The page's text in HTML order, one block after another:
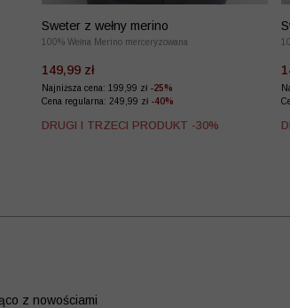
Sweter z wełny merino
100% Wełna Merino merceryzowana
149,99 zł
Najniższa cena: 199,99 zł -25%
Cena regularna: 249,99 zł -40%
DRUGI I TRZECI PRODUKT -30%
z nowościami